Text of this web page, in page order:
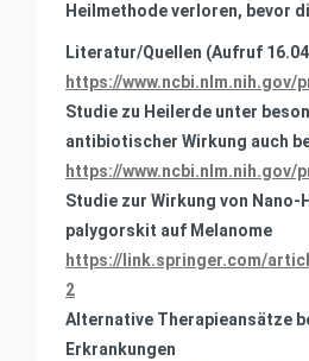
Heilmethode verloren, bevor
Literatur/Quellen (Aufruf
https://www.ncbi.nlm.nih.gov/
Studie zu Heilerde unter
antibiotischer Wirkung auch
https://www.ncbi.nlm.nih.gov/
Studie zur Wirkung von Nano-
palygorskit auf Melanome
https://link.springer.com/
2
Alternative Therapieansätze
Erkrankungen